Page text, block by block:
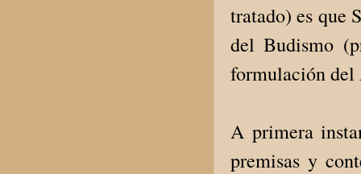
tratado) es que
del Budismo
formulación del
A primera
premisas y